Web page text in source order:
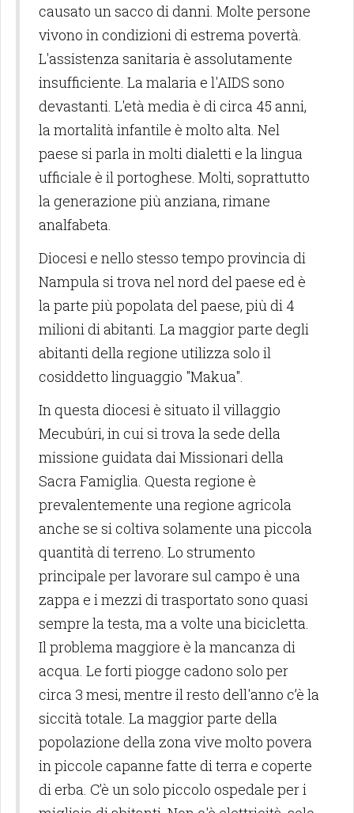
causato un sacco di danni. Molte persone
vivono in condizioni di estrema povertà.
L'assistenza sanitaria è assolutamente
insufficiente. La malaria e l'AIDS sono
devastanti. L'età media è di circa 45 anni,
la mortalità infantile è molto alta. Nel
paese si parla in molti dialetti e la lingua
ufficiale è il portoghese. Molti, soprattutto
la generazione più anziana, rimane
analfabeta.
Diocesi e nello stesso tempo provincia di
Nampula si trova nel nord del paese ed è
la parte più popolata del paese, più di 4
milioni di abitanti. La maggior parte degli
abitanti della regione utilizza solo il
cosiddetto linguaggio "Makua".
In questa diocesi è situato il villaggio
Mecubúri, in cui si trova la sede della
missione guidata dai Missionari della
Sacra Famiglia. Questa regione è
prevalentemente una regione agricola
anche se si coltiva solamente una piccola
quantità di terreno. Lo strumento
principale per lavorare sul campo è una
zappa e i mezzi di trasportato sono quasi
sempre la testa, ma a volte una bicicletta.
Il problema maggiore è la mancanza di
acqua. Le forti piogge cadono solo per
circa 3 mesi, mentre il resto dell'anno c’è la
siccità totale. La maggior parte della
popolazione della zona vive molto povera
in piccole capanne fatte di terra e coperte
di erba. C’è un solo piccolo ospedale per i